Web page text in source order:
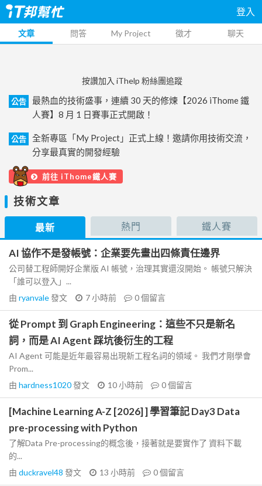
登入
文章 問答 My Project 徵才 聊天
按讚加入 iThelp 粉絲團追蹤
公告
最熱血的技術盛事，連續 30 天的修煉【2026 iThome 鐵
人賽】8 月 1 日賽事正式開啟！
公告
全新專區「My Project」正式上線！邀請你用技術交流，
分享最真實的開發經驗
前往 iThome鐵人賽
技術文章
最新 熱門 鐵人賽
AI 協作不是發帳號：企業要先畫出四條責任邊界
公司替工程師開好企業版 AI 帳號，治理其實還沒開始。 帳號只解決
「誰可以登入」...
由 ryanvale發文 7 小時前 0個留言
從 Prompt 到 Graph Engineering：這些不只是新名
詞，而是 AI Agent 踩坑後衍生的工程
AI Agent 可能是近年最容易出現新工程名詞的領域。 我們才剛學會
Prom...
由 hardness1020發文 10 小時前 0個留言
[Machine Learning A-Z [2026] ] 學習筆記 Day3 Data
pre-processing with Python
了解Data Pre-processing的概念後，接著就是要實作了 資料下載
的...
由 duckravel48 發文 13 小時前 0個留言